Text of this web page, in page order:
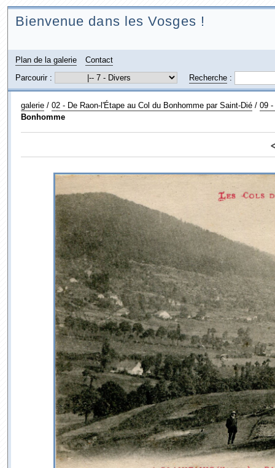
Bienvenue dans les Vosges !
Plan de la galerie
Contact
Parcourir :
Recherche:
galerie/ 02 - De Raon-l'Étape au Col du Bonhomme par Saint-Dié/ 09 -
Bonhomme